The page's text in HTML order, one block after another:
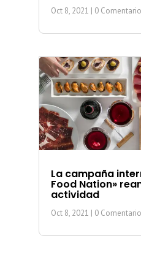
Oct 8, 2021 | 0 Comentario
La campaña
Food Nation»
actividad
Oct 8, 2021 | 0 Comentario